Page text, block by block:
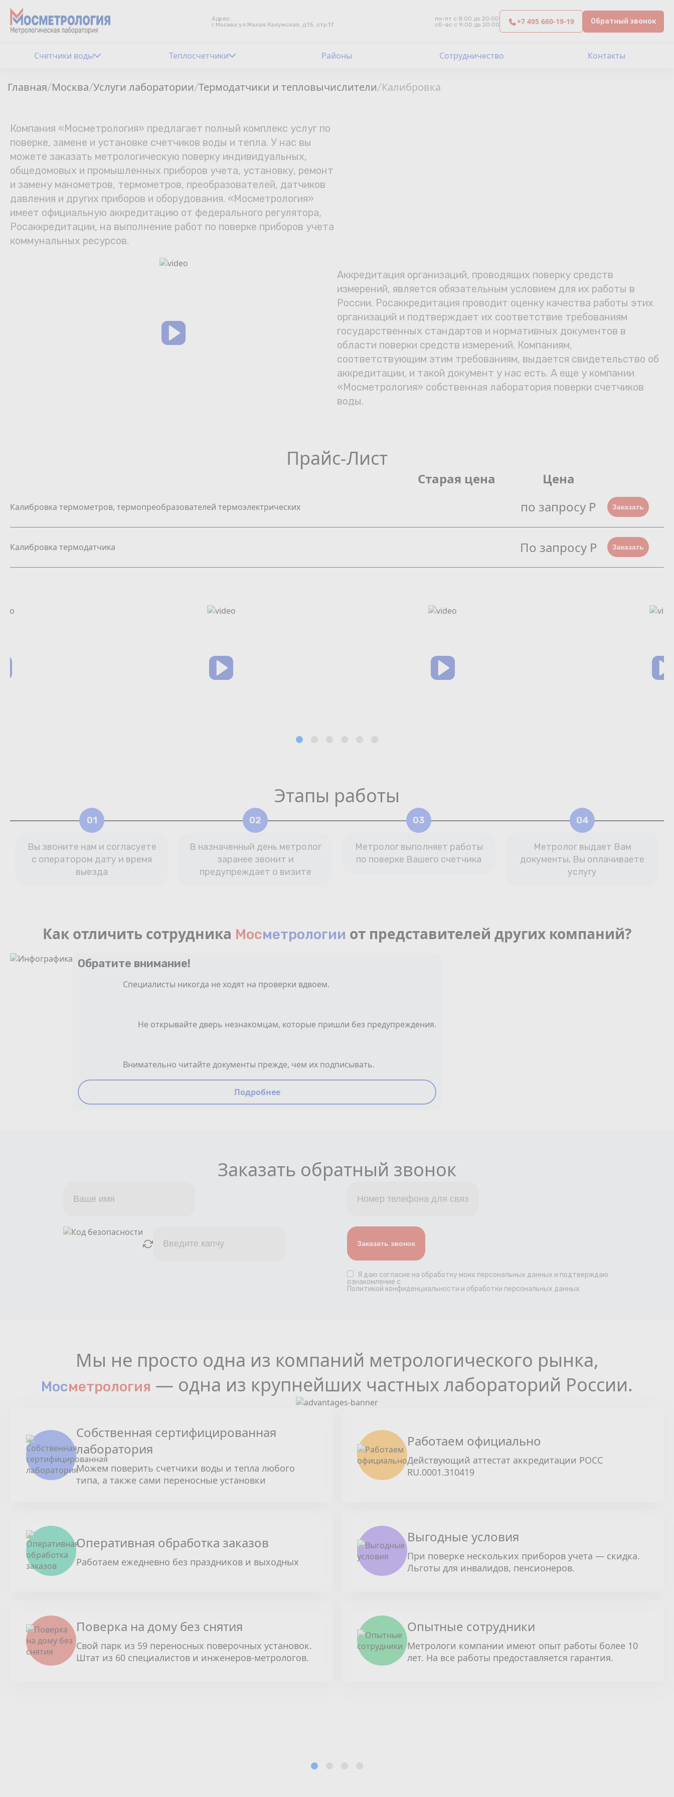
Адрес:
г.Москва ул.Малая Калужская, д.15, стр.17
пн-пт с 8:00 до 20:00
сб-вс с 9:00 до 20:00
+7 495 660-19-19 Обратный звонок
Контакты
Услуги лаборатории
Районы
Аршин
Вопрос-ответ
Сотрудничество
защита от мошенников
Счетчики воды Теплосчетчики Районы Сотрудничество Контакты
Главная/Москва/Услуги лаборатории/Термодатчики и тепловычислители/Калибровка
Компания «Мосметрология» предлагает полный комплекс услуг по
поверке, замене и установке счетчиков воды и тепла. У нас вы
можете заказать метрологическую поверку индивидуальных,
общедомовых и промышленных приборов учета, установку, ремонт
и замену манометров, термометров, преобразователей, датчиков
давления и других приборов и оборудования. «Мосметрология»
имеет официальную аккредитацию от федерального регулятора,
Росаккредитации, на выполнение работ по поверке приборов учета
коммунальных ресурсов.
Аккредитация организаций, проводящих поверку средств
измерений, является обязательным условием для их работы в
России. Росаккредитация проводит оценку качества работы этих
организаций и подтверждает их соответствие требованиям
государственных стандартов и нормативных документов в
области поверки средств измерений. Компаниям,
соответствующим этим требованиям, выдается свидетельство об
аккредитации, и такой документ у нас есть. А еще у компании
«Мосметрология» собственная лаборатория поверки счетчиков
воды.
Прайс-Лист
Старая цена Цена
Калибровка термометров, термопреобразователей термоэлектрических по запросу Р Заказать
Калибровка термодатчика По запросу Р Заказать
Этапы работы
01
Вы звоните нам и согласуете
с оператором дату и время
выезда
02
В назначенный день метролог
заранее звонит и
предупреждает о визите
03
Метролог выполняет работы
по поверке Вашего счетчика
04
Метролог выдает Вам
документы, Вы оплачиваете
услугу
Как отличить сотрудника Мосмeтрологии от представителей других компаний?
Обратите внимание!
Специалисты никогда не ходят на проверки вдвоем.
Не открывайте дверь незнакомцам, которые пришли без предупреждения.
Внимательно читайте документы прежде, чем их подписывать.
Подробнее
Заказать обратный звонок
Я даю согласие на обработку моих персональных данных и подтверждаю
ознакомление с
Политикой конфиденциальности и обработки персональных данных
Мы не просто одна из компаний метрологического рынка,
Мосмeтрология — одна из крупнейших частных лабораторий России.
Собственная сертифицированная
лаборатория
Можем поверить счетчики воды и тепла любого
типа, а также сами переносные установки
Работаем официально
Действующий аттестат аккредитации РОСС
RU.0001.310419
Оперативная обработка заказов
Работаем ежедневно без праздников и выходных
Выгодные условия
При поверке нескольких приборов учета — скидка.
Льготы для инвалидов, пенсионеров.
Поверка на дому без снятия
Свой парк из 59 переносных поверочных установок.
Штат из 60 специалистов и инженеров-метрологов.
Опытные сотрудники
Метрологи компании имеют опыт работы более 10
лет. На все работы предоставляется гарантия.